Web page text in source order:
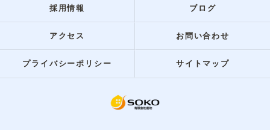
採用情報 ブログ
アクセス お問い合わせ
プライバシーポリシー サイトマップ